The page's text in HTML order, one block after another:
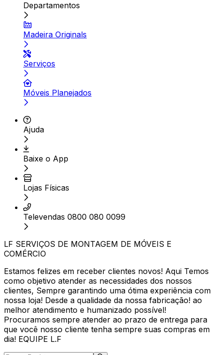
Departamentos
Madeira Originals
Serviços
Móveis Planejados
Ajuda
Baixe o App
Lojas Físicas
Televendas 0800 080 0099
LF SERVIÇOS DE MONTAGEM DE MÓVEIS E
COMÉRCIO
Estamos felizes em receber clientes novos! Aqui Temos
como objetivo atender as necessidades dos nossos
clientes, Sempre garantindo uma ótima experiência com
nossa loja! Desde a qualidade da nossa fabricação! ao
melhor atendimento e humanizado possível!
Procuramos sempre atender ao prazo de entrega para
que você nosso cliente tenha sempre suas compras em
dia! EQUIPE L.F